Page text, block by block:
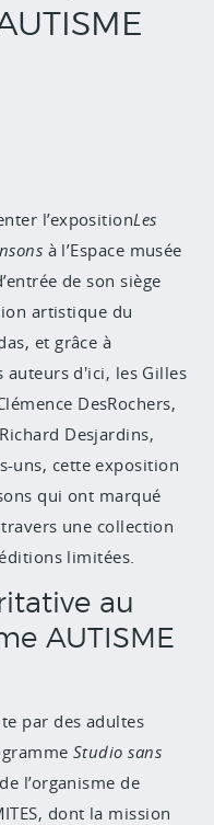
l’expositionLes
à l’Espace musée
de son siège
artistique du
et grâce à
auteurs d'ici, les Gilles
DesRochers,
Desjardins,
uns, cette exposition
qui ont marqué
une collection
limitées.
au
AUTISME
par des adultes
Studio sans
l’organisme de
dont la mission